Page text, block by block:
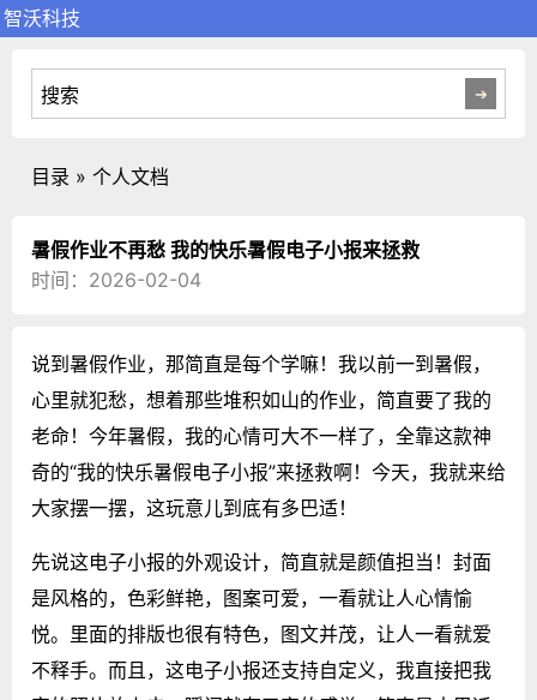
智沃科技
目录 » 个人文档
暑假作业不再愁 我的快乐暑假电子小报来拯救
时间：2026-02-04
说到暑假作业，那简直是每个学嘛！我以前一到暑假，
心里就犯愁，想着那些堆积如山的作业，简直要了我的
老命！今年暑假，我的心情可大不一样了，全靠这款神
奇的“我的快乐暑假电子小报”来拯救啊！今天，我就来给
大家摆一摆，这玩意儿到底有多巴适！
先说这电子小报的外观设计，简直就是颜值担当！封面
是风格的，色彩鲜艳，图案可爱，一看就让人心情愉
悦。里面的排版也很有特色，图文并茂，让人一看就爱
不释手。而且，这电子小报还支持自定义，我直接把我